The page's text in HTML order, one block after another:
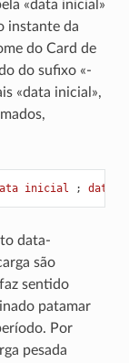
«data inicial»
instante da
do Card de
do sufixo «-
«data inicial»,
inicial ; data
data-
são
sentido
patamar
Por
pesada